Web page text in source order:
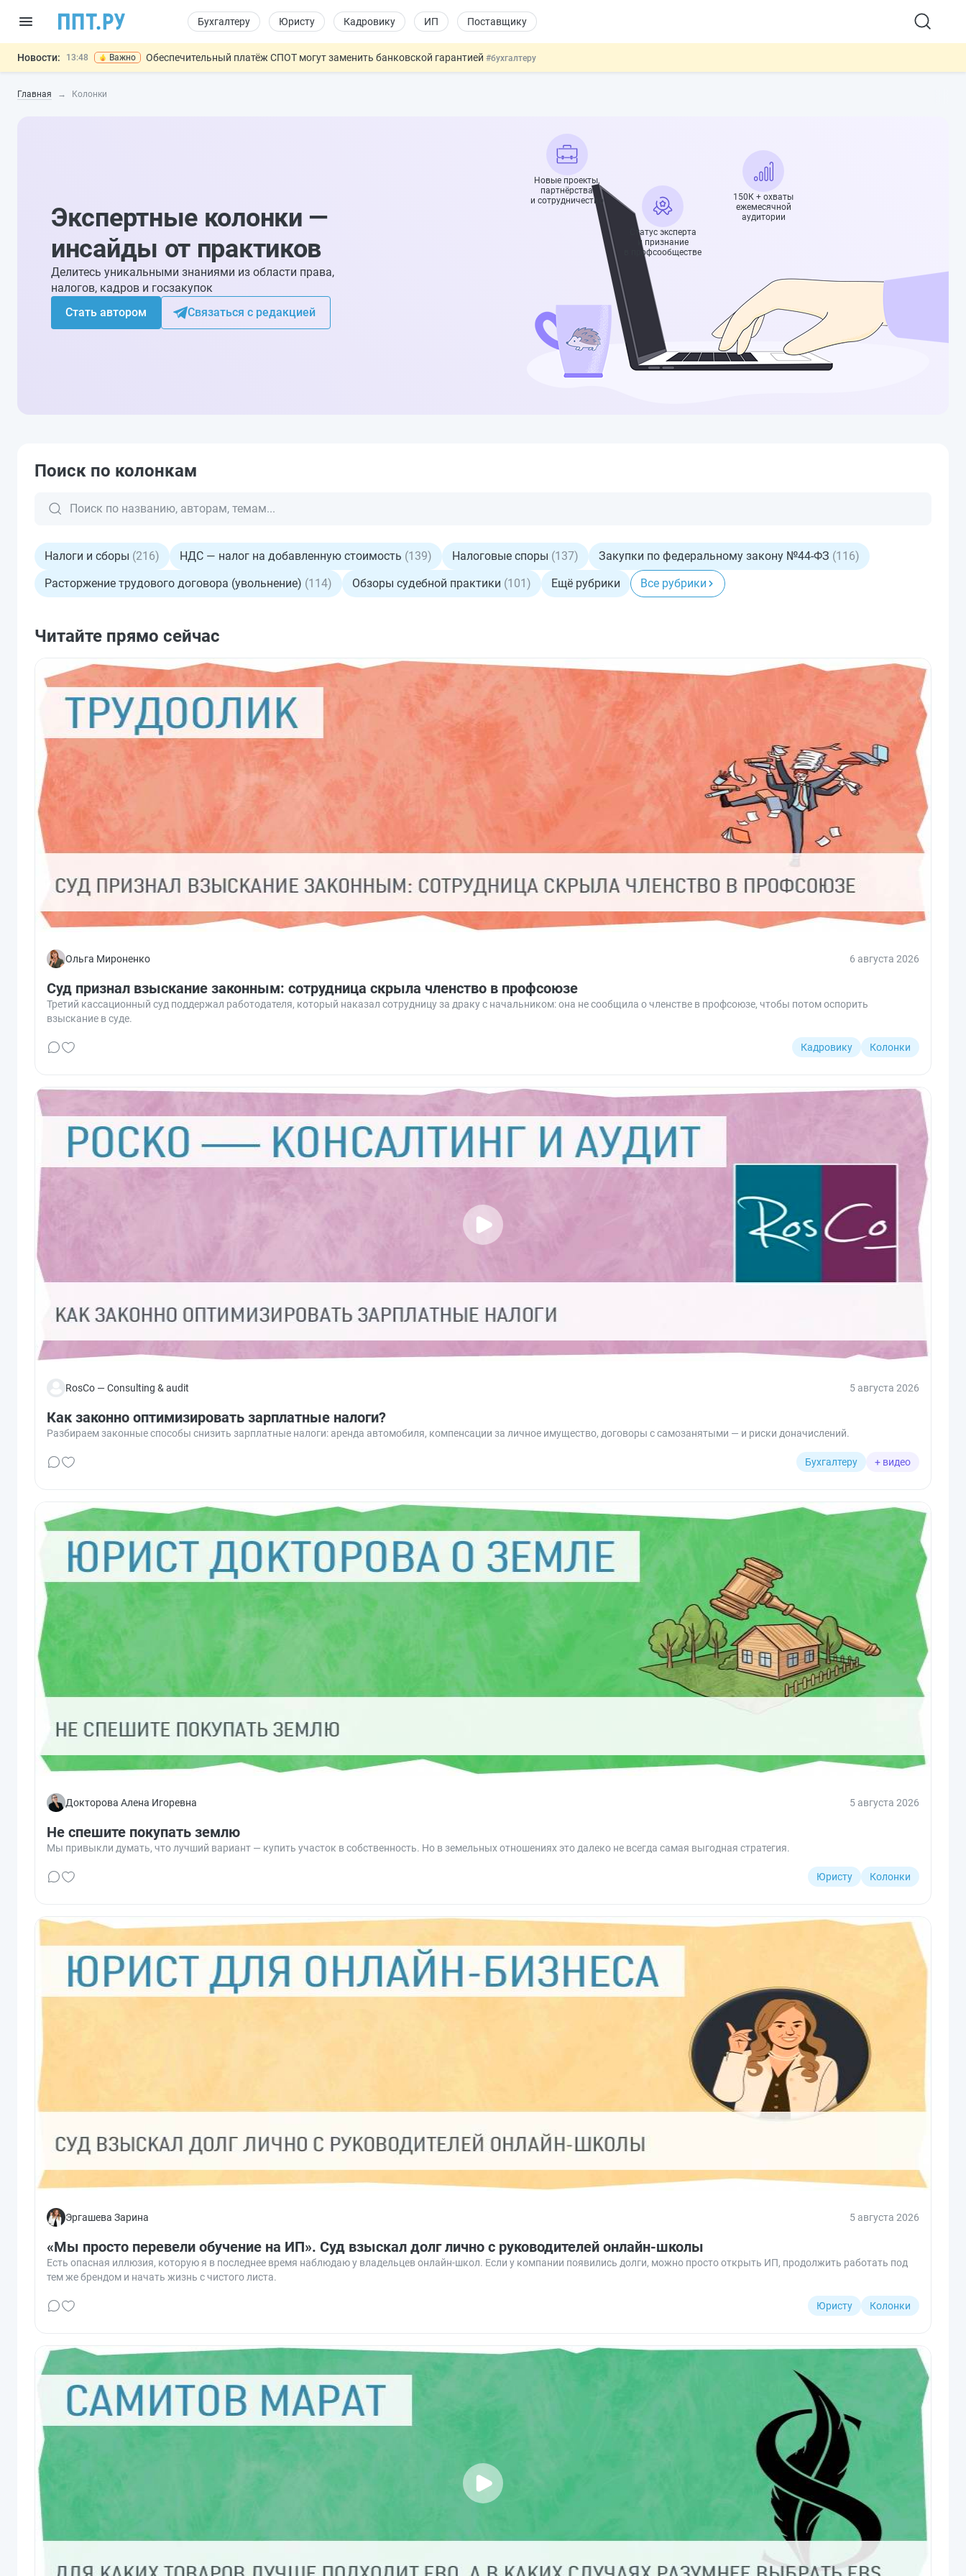
Бухгалтеру Юристу Кадровику ИП Поставщику
Новости: 13:48 Важно Обеспечительный платёж СПОТ могут заменить банковской гарантией #бухгалтеру
11:23 Минпромторг предлагает новые формы сертификата и декларации о соответствии
Главная Колонки
Экспертные колонки —
инсайды от практиков
Делитесь уникальными знаниями из области права,
налогов, кадров и госзакупок
Стать автором
Связаться с редакцией
Новые проекты,
партнёрства
и сотрудничество
Статус эксперта
и признание
в профсообществе
150К + охваты
ежемесячной
аудитории
Поиск по колонкам
Налоги и сборы (216) НДС — налог на добавленную стоимость (139) Налоговые споры (137) Закупки по федеральному закону №44-ФЗ (116)
Расторжение трудового договора (увольнение) (114) Обзоры судебной практики (101) Ещё рубрики Все рубрики
Читайте прямо сейчас
Ольга Мироненко 6 августа 2026
Суд признал взыскание законным: сотрудница скрыла членство в профсоюзе
Третий кассационный суд поддержал работодателя, который наказал сотрудницу за драку с начальником: она не сообщила о членстве в профсоюзе, чтобы потом оспорить
взыскание в суде.
Кадровику Колонки
RosCo — Consulting & audit 5 августа 2026
Как законно оптимизировать зарплатные налоги?
Разбираем законные способы снизить зарплатные налоги: аренда автомобиля, компенсации за личное имущество, договоры с самозанятыми — и риски доначислений.
Бухгалтеру + видео
Докторова Алена Игоревна 5 августа 2026
Не спешите покупать землю
Мы привыкли думать, что лучший вариант — купить участок в собственность. Но в земельных отношениях это далеко не всегда самая выгодная стратегия.
Юристу Колонки
Эргашева Зарина 5 августа 2026
«Мы просто перевели обучение на ИП». Суд взыскал долг лично с руководителей онлайн-школы
Есть опасная иллюзия, которую я в последнее время наблюдаю у владельцев онлайн-школ. Если у компании появились долги, можно просто открыть ИП, продолжить работать под
тем же брендом и начать жизнь с чистого листа.
Юристу Колонки